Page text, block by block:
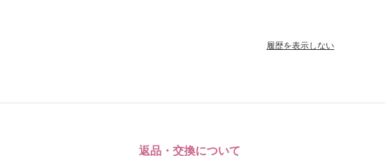
履歴を表示しない
返品・交換について